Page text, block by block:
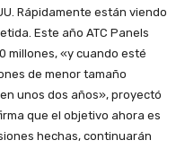
Rápidamente están viendo
Este año ATC Panels
millones, «y cuando esté
de menor tamaño
unos dos años», proyectó
que el objetivo ahora es
hechas, continuarán